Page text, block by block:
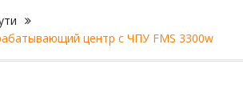
центр с ЧПУ FMS 3300w